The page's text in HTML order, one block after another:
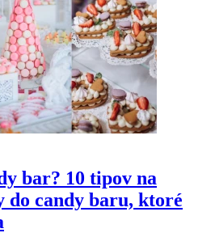
bar? 10 tipov na
do candy baru, ktoré